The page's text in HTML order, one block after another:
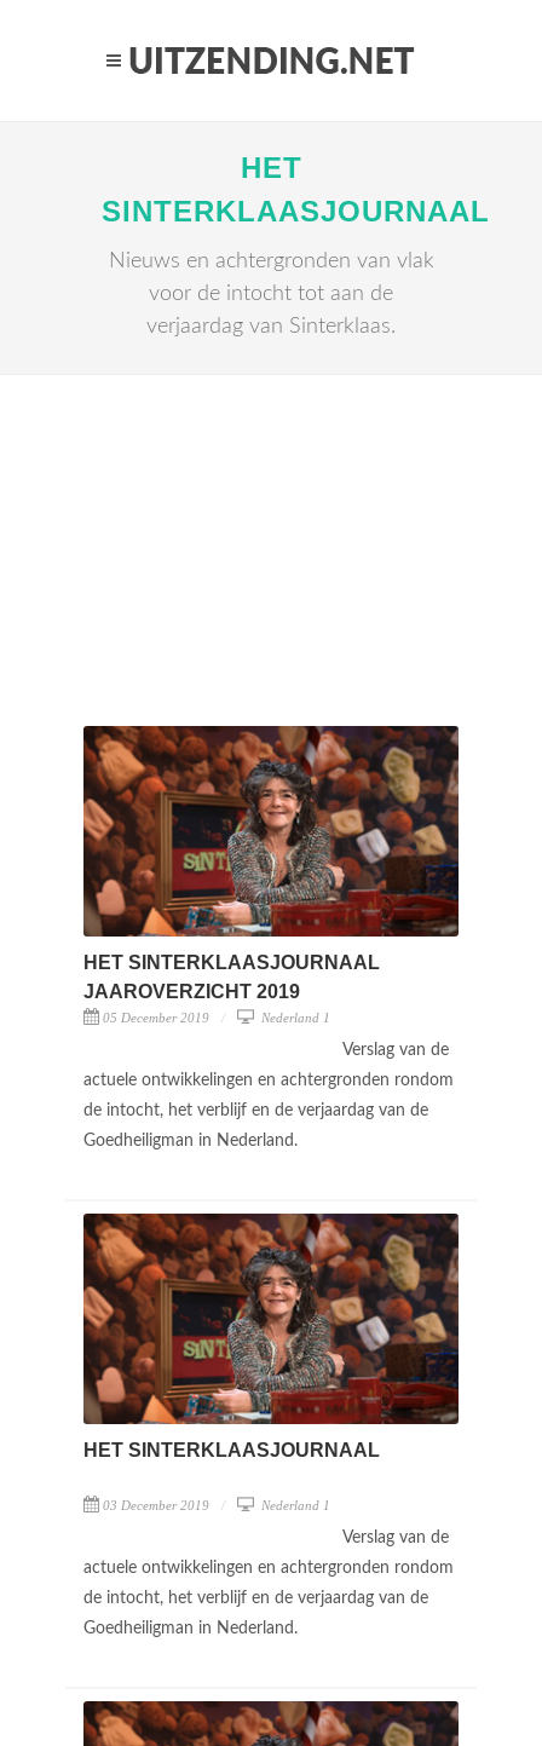
HET
SINTERKLAASJOURNAAL
Nieuws en achtergronden van vlak
voor de intocht tot aan de
verjaardag van Sinterklaas.
HET SINTERKLAASJOURNAAL
JAAROVERZICHT 2019
05 December 2019 Nederland 1
Verslag van de
actuele ontwikkelingen en achtergronden rondom
de intocht, het verblijf en de verjaardag van de
Goedheiligman in Nederland.
HET SINTERKLAASJOURNAAL
03 December 2019 Nederland 1
Verslag van de
actuele ontwikkelingen en achtergronden rondom
de intocht, het verblijf en de verjaardag van de
Goedheiligman in Nederland.